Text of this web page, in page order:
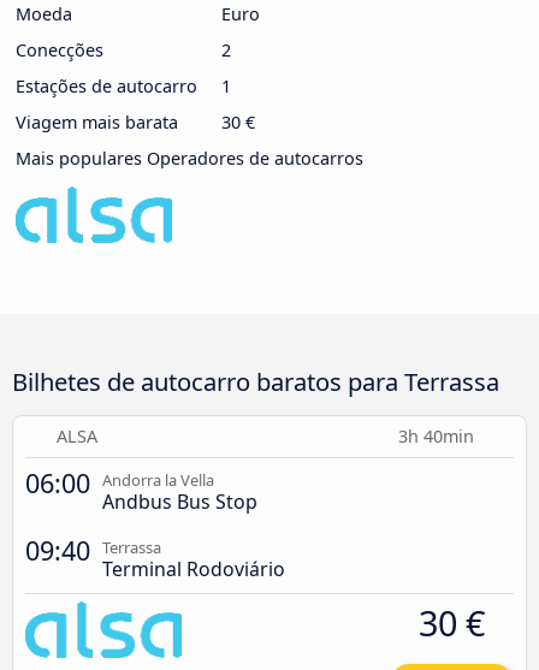
Moeda
Euro
Conecções
2
Estações de autocarro
1
Viagem mais barata
30 €
Mais populares Operadores de autocarros
Bilhetes de autocarro baratos para Terrassa
ALSA 3h 40min
06:00 Andorra la Vella
Andbus Bus Stop
09:40 Terrassa
Terminal Rodoviário
30 €